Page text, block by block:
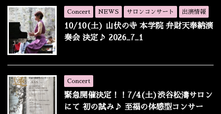
Concert NEWS サロンコンサート 出演情報
10/10(土) 山伏の寺 本学院 弁財天奉納演
奏会 決定♪ 2026_7_1
Concert
緊急開催決定！！7/4(土)渋谷松濤サロン
にて 初の試み♪ 至福の体感型コンサー